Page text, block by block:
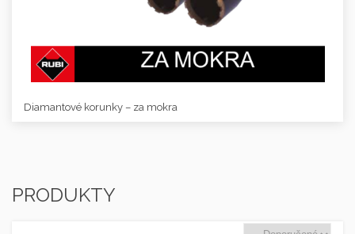
Diamantové korunky – za mokra
PRODUKTY